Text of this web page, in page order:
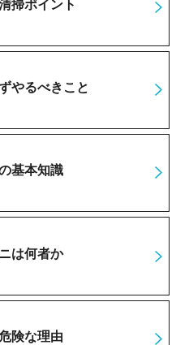
掃ポイント
やるべきこと
基本知識
は何者か
険な理由